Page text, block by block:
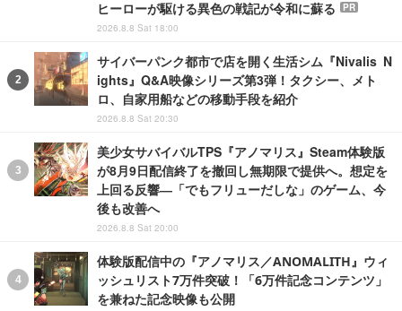
ヒーローが駆ける異色の戦記が令和に蘇る PR
2026.8.8 Sat 18:00
サイバーパンク都市で店を開く生活シム『Nivalis N
ights』Q&A映像シリーズ第3弾！タクシー、メト
ロ、自家用船などの移動手段を紹介
2026.8.8 Sat 20:30
美少女サバイバルTPS『アノマリス』Steam体験版
が8月9日配信終了を撤回し無期限で提供へ。想定を
上回る反響―「でもフリューだしな」のゲーム、今
後も改善へ
2026.8.8 Sat 20:00
体験版配信中の『アノマリス／ANOMALITH』ウィ
ッシュリスト7万件突破！「6万件記念コンテンツ」
を兼ねた記念映像も公開